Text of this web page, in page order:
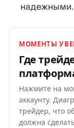
надежными.
МОМЕНТЫ
Где
Нажмите на
аккаунту.
трейдер, что
должна